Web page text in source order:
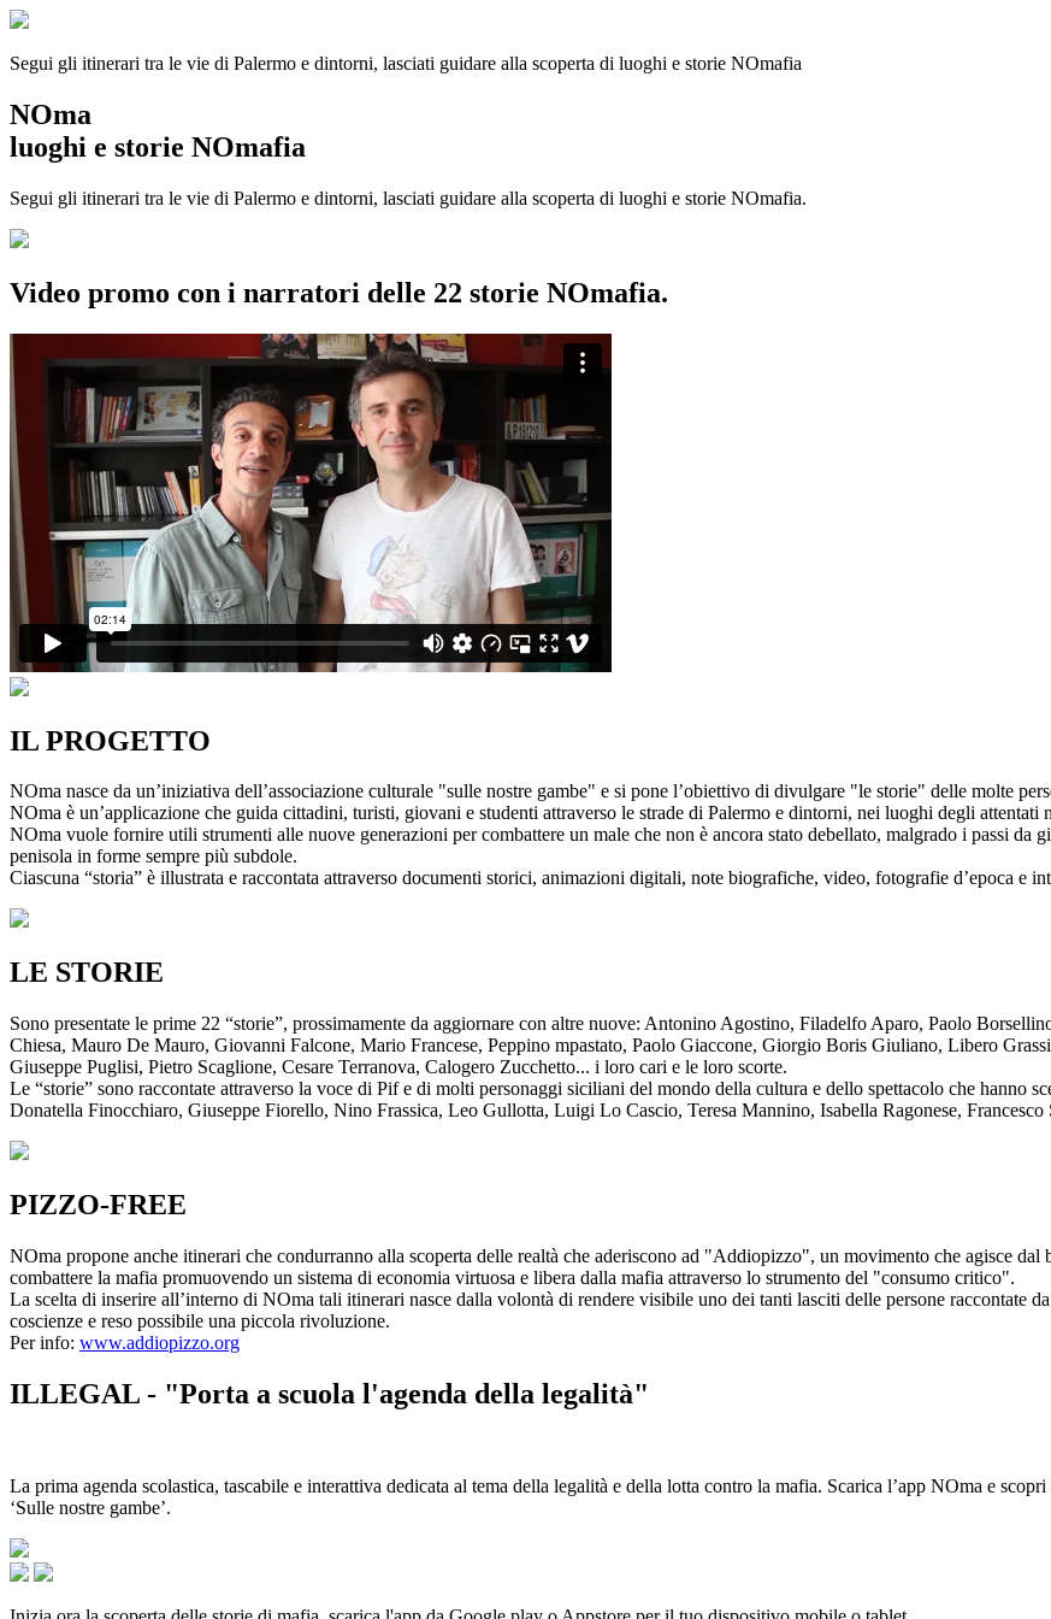
Segui gli itinerari tra le vie di Palermo e dintorni, lasciati guidare alla scoperta di luoghi e storie NOmafia
NOma
luoghi e storie NOmafia
Segui gli itinerari tra le vie di Palermo e dintorni, lasciati guidare alla scoperta di luoghi e storie NOmafia.
Video promo con i narratori delle 22 storie NOmafia.
IL PROGETTO
NOma nasce da un’iniziativa dell’associazione culturale "sulle nostre gambe" e si pone l’obiettivo di divulgare "le storie" delle molte
NOma è un’applicazione che guida cittadini, turisti, giovani e studenti attraverso le strade di Palermo e dintorni, nei luoghi degli
NOma vuole fornire utili strumenti alle nuove generazioni per combattere un male che non è ancora stato debellato, malgrado i passi da
penisola in forme sempre più subdole.
Ciascuna “storia” è illustrata e raccontata attraverso documenti storici, animazioni digitali, note biografiche, video, fotografie d’epoca e
LE STORIE
Sono presentate le prime 22 “storie”, prossimamente da aggiornare con altre nuove: Antonino Agostino, Filadelfo Aparo, Paolo
Chiesa, Mauro De Mauro, Giovanni Falcone, Mario Francese, Peppino mpastato, Paolo Giaccone, Giorgio Boris Giuliano, Libero
Giuseppe Puglisi, Pietro Scaglione, Cesare Terranova, Calogero Zucchetto... i loro cari e le loro scorte.
Le “storie” sono raccontate attraverso la voce di Pif e di molti personaggi siciliani del mondo della cultura e dello spettacolo che hanno
Donatella Finocchiaro, Giuseppe Fiorello, Nino Frassica, Leo Gullotta, Luigi Lo Cascio, Teresa Mannino, Isabella Ragonese, Francesco
PIZZO-FREE
NOma propone anche itinerari che condurranno alla scoperta delle realtà che aderiscono ad "Addiopizzo", un movimento che agisce
combattere la mafia promuovendo un sistema di economia virtuosa e libera dalla mafia attraverso lo strumento del "consumo critico".
La scelta di inserire all’interno di NOma tali itinerari nasce dalla volontà di rendere visibile uno dei tanti lasciti delle persone raccontate
coscienze e reso possibile una piccola rivoluzione.
Per info: www.addiopizzo.org
ILLEGAL - "Porta a scuola l'agenda della legalità"
La prima agenda scolastica, tascabile e interattiva dedicata al tema della legalità e della lotta contro la mafia. Scarica l’app NOma e
‘Sulle nostre gambe’.